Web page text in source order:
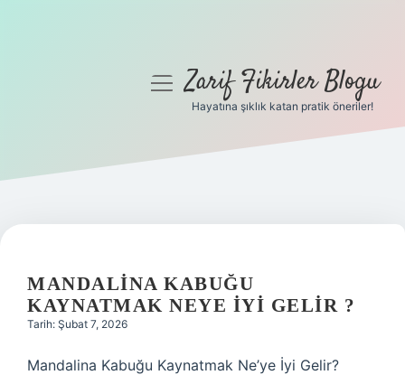
Gizlilik Politikası
Yasal Uyarı
menüyüZarif Fikirler Blogu
Hayatına şıklık katan pratik öneriler!
MANDALINA KABUĞU
KAYNATMAK NEYE IYI GELIR ?
Tarih: Şubat 7, 2026
Mandalina Kabuğu Kaynatmak Ne’ye İyi Gelir?